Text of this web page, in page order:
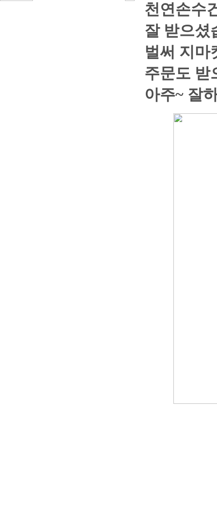
천연손수
잘 받으셨
벌써 지마
주문도 받
아주~ 잘